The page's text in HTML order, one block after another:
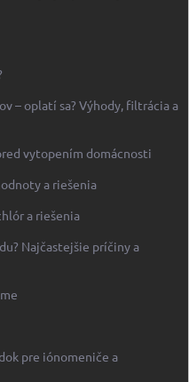
– oplatí sa? Výhody, filtrácia a
vytopením domácnosti
a riešenia
a riešenia
Najčastejšie príčiny a
pre iónomeniče a